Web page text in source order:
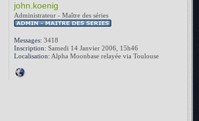
john.koenig
Administrateur - Maître des séries
Messages: 3418
Inscription: Samedi 14 Janvier 2006, 15h46
Localisation: Alpha Moonbase relayée via Toulouse